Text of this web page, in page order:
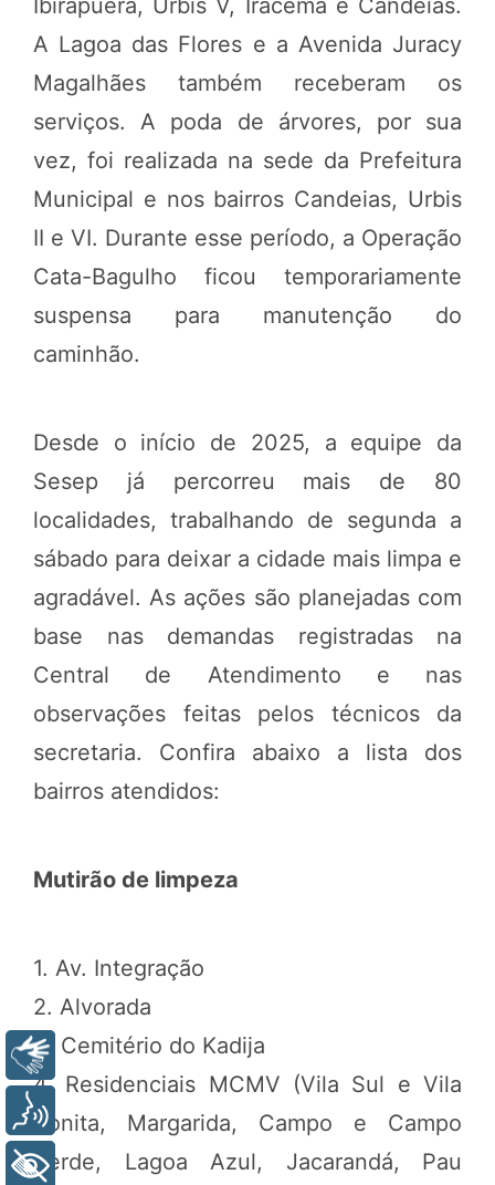
A Lagoa das Flores e a Avenida Juracy
Magalhães também receberam os
serviços. A poda de árvores, por sua
vez, foi realizada na sede da Prefeitura
Municipal e nos bairros Candeias, Urbis
II e VI. Durante esse período, a Operação
Cata-Bagulho ficou temporariamente
suspensa para manutenção do
caminhão.
Desde o início de 2025, a equipe da
Sesep já percorreu mais de 80
localidades, trabalhando de segunda a
sábado para deixar a cidade mais limpa e
agradável. As ações são planejadas com
base nas demandas registradas na
Central de Atendimento e nas
observações feitas pelos técnicos da
secretaria. Confira abaixo a lista dos
bairros atendidos:
Mutirão de limpeza
1. Av. Integração
2. Alvorada
3. Cemitério do Kadija
4. Residenciais MCMV (Vila Sul e Vila
Bonita, Margarida, Campo e Campo
Verde, Lagoa Azul, Jacarandá, Pau
Libras
Voz
+ Acessibilidade